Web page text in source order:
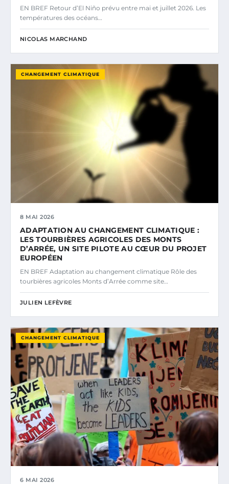
EN BREF Retour d’El Niño prévu entre mai et juillet 2026. Les
températures des océans…
NICOLAS MARCHAND
CHANGEMENT CLIMATIQUE
8 MAI 2026
ADAPTATION AU CHANGEMENT CLIMATIQUE :
LES TOURBIÈRES AGRICOLES DES MONTS
D’ARRÉE, UN SITE PILOTE AU CŒUR DU PROJET
EUROPÉEN
EN BREF Adaptation au changement climatique Rôle des
tourbières agricoles Monts d’Arrée comme site…
JULIEN LEFÈVRE
CHANGEMENT CLIMATIQUE
6 MAI 2026